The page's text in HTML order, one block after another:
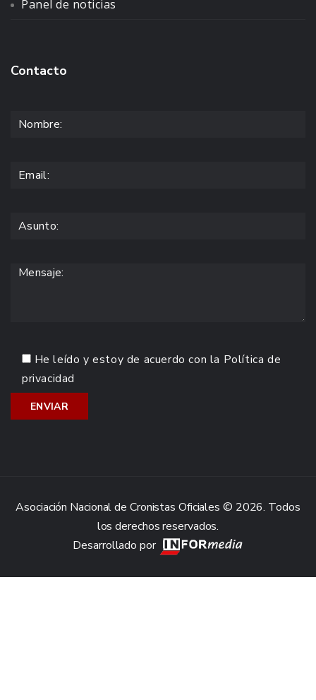
Panel de noticias
Contacto
He leído y estoy de acuerdo con la Política de
privacidad
Asociación Nacional de Cronistas Oficiales © 2026. Todos
los derechos reservados.
Desarrollado por